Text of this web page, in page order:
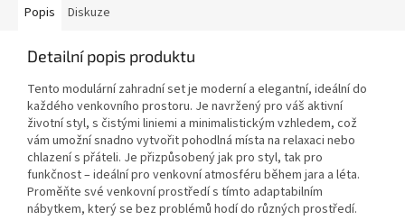
Popis Diskuze
Detailní popis produktu
Tento modulární zahradní set je moderní a elegantní, ideální do
každého venkovního prostoru. Je navržený pro váš aktivní
životní styl, s čistými liniemi a minimalistickým vzhledem, což
vám umožní snadno vytvořit pohodlná místa na relaxaci nebo
chlazení s přáteli. Je přizpůsobený jak pro styl, tak pro
funkčnost – ideální pro venkovní atmosféru během jara a léta.
Proměňte své venkovní prostředí s tímto adaptabilním
nábytkem, který se bez problémů hodí do různých prostředí.